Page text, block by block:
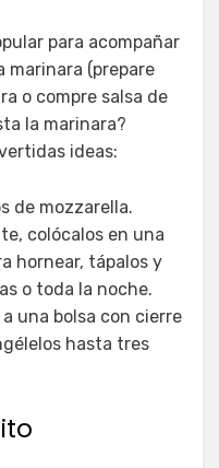
para acompañar
marinara (prepare
o compre salsa de
la marinara?
ideas:
de mozzarella.
colócalos en una
hornear, tápalos y
o toda la noche.
una bolsa con cierre
hasta tres